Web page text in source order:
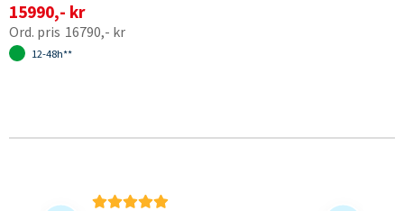
15990,- kr
16790,- kr
12-48h**